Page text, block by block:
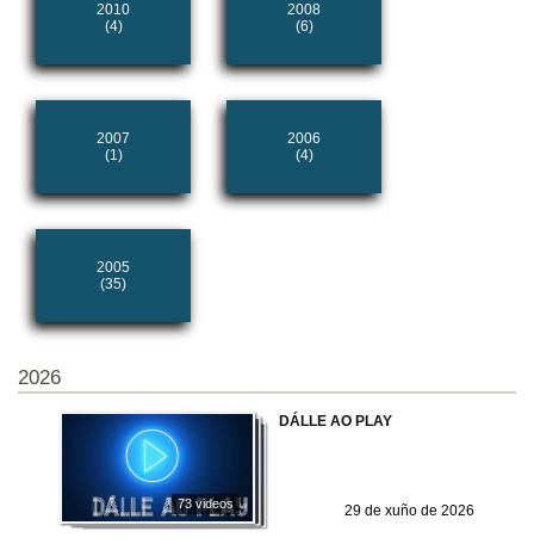
2010
(4)
2008
(6)
2007
(1)
2006
(4)
2005
(35)
2026
73 videos
DÁLLE AO PLAY
29 de xuño de 2026